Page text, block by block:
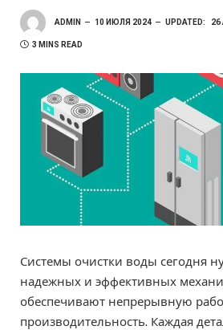
ADMIN 10 ИЮЛЯ 2024 UPDATED: 26
3 MINS READ
Системы очистки воды сегодня
надежных и эффективных
обеспечивают непрерывную
производительность. Каждая